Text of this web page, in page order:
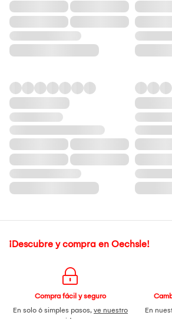
¡Descubre y compra en Oechsle!
Compra fácil y seguro
En solo 6 simples pasos, ve nuestro
En